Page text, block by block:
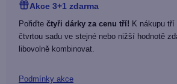
Akce 3+1 zdarma
Pořiďte čtyři dárky za cenu tří! K nákupu
čtvrtou sadu ve stejné nebo nižší hodnotě
libovolně kombinovat.
Podmínky akce